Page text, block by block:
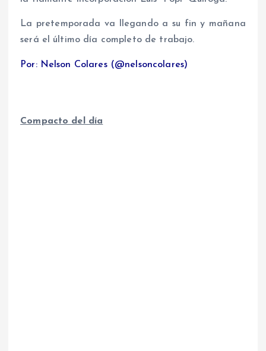
La pretemporada va llegando a su fin y mañana
será el último día completo de trabajo.
Por: Nelson Colares (@nelsoncolares)
Compacto del día